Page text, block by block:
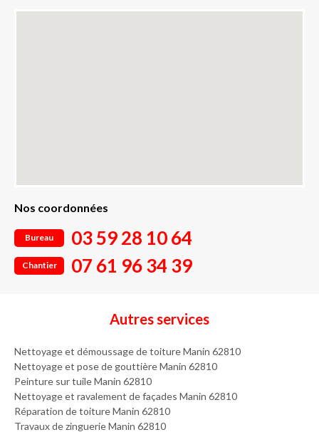
Nos coordonnées
Bureau 03 59 28 10 64
Chantier 07 61 96 34 39
Autres services
Nettoyage et démoussage de toiture Manin 62810
Nettoyage et pose de gouttière Manin 62810
Peinture sur tuile Manin 62810
Nettoyage et ravalement de façades Manin 62810
Réparation de toiture Manin 62810
Travaux de zinguerie Manin 62810